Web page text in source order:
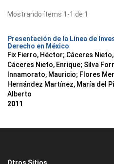
Mostrando ítems 1-1 de 1
Presentación de la Línea de
Derecho en México
Fix Fierro, Héctor; Cáceres
Cáceres Nieto, Enrique; Silva
Innamorato, Mauricio; Flores
Hernández Martínez, María del
Alberto
2011